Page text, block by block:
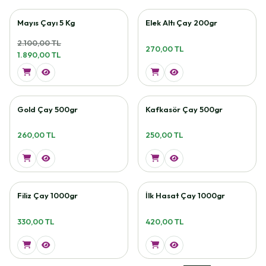
Mayıs Çayı 5 Kg
2.100,00 TL
1.890,00 TL
Elek Altı Çay 200gr
270,00 TL
Gold Çay 500gr
260,00 TL
Kafkasör Çay 500gr
250,00 TL
Filiz Çay 1000gr
330,00 TL
İlk Hasat Çay 1000gr
420,00 TL